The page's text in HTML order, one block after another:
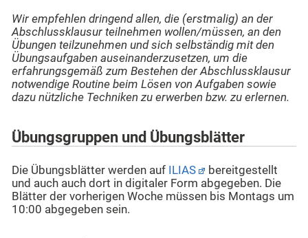
Wir empfehlen dringend allen, die (erstmalig) an der
Abschlussklausur teilnehmen wollen/müssen, an den
Übungen teilzunehmen und sich selbständig mit den
Übungsaufgaben auseinanderzusetzen, um die
erfahrungsgemäß zum Bestehen der Abschlussklausur
notwendige Routine beim Lösen von Aufgaben sowie
dazu nützliche Techniken zu erwerben bzw. zu erlernen.
Übungsgruppen und Übungsblätter
Die Übungsblätter werden auf ILIAS
bereitgestellt
und auch auch dort in digitaler Form abgegeben. Die
Blätter der vorherigen Woche müssen bis Montags um
10:00 abgegeben sein.